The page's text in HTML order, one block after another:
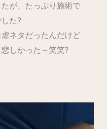
が、たっぷり施術で
た?
ネタだったんだけど
しかった～笑笑?